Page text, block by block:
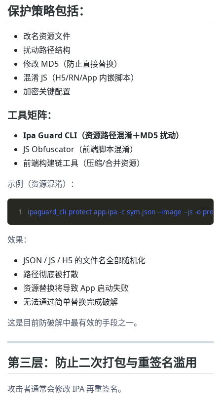
保护策略包括：
改名资源文件
扰动路径结构
修改 MD5（防止直接替换）
混淆 JS（H5/RN/App 内嵌脚本）
加密关键配置
工具矩阵：
Ipa Guard CLI（资源路径混淆＋MD5 扰动）
JS Obfuscator（前端脚本混淆）
前端构建链工具（压缩/合并资源）
示例（资源混淆）：
1
效果：
JSON / JS / H5 的文件名全部随机化
路径彻底被打散
资源替换将导致 App 启动失败
无法通过简单替换完成破解
这是目前防破解中最有效的手段之一。
第三层：防止二次打包与重签名滥用
攻击者通常会修改 IPA 再重签名。